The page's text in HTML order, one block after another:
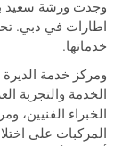
اطارات في دبي.
خدماتها.
ومركز خدمة
الخدمة والتجربة
الخبراء الفنيين،
المركبات على